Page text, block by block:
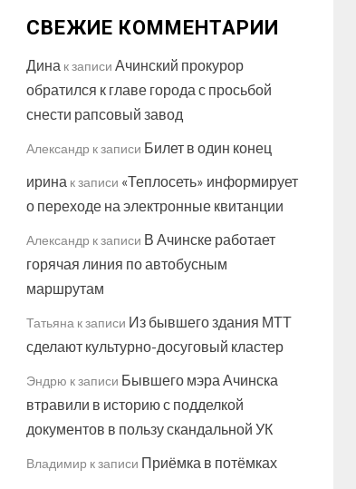
СВЕЖИЕ КОММЕНТАРИИ
Динак записи Ачинский прокурор
обратился к главе города с просьбой
снести рапсовый завод
Александр к записи Билет в один конец
иринак записи «Теплосеть» информирует
о переходе на электронные квитанции
Александр к записи В Ачинске работает
горячая линия по автобусным
маршрутам
Татьянак записи Из бывшего здания МТТ
сделают культурно-досуговый кластер
Эндрю к записи Бывшего мэра Ачинска
втравили в историю с подделкой
документов в пользу скандальной УК
Владимир к записи Приёмка в потёмках